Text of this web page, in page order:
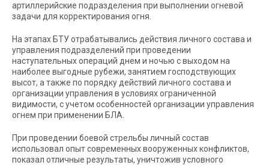
артиллерийские подразделения при выполнении огневой
задачи для корректирования огня.
На этапах БТУ отрабатывались действия личного состава и
управления подразделений при проведении
наступательных операций днем и ночью с выходом на
наиболее выгодные рубежи, занятием господствующих
высот, а также по порядку действий личного состава и
организации управления в условиях ограниченной
видимости, с учетом особенностей организации управления
огнем при применении БЛА.
При проведении боевой стрельбы личный состав
использовал опыт современных вооруженных конфликтов,
показал отличные результаты, уничтожив условного